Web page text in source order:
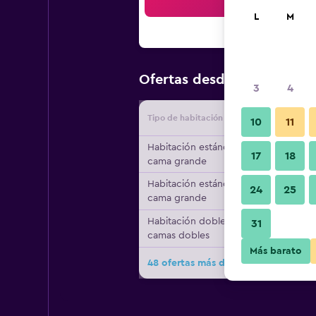
Ofertas desde Oferta
Tipo de habitación
Habitación estándar, 1
cama grande
Habitación estándar, 1
cama grande
Habitación doble, 2
camas dobles
48 ofertas más de MADE Hotel
L M
3 4
10 11
17 18
24 25
31
Más barato